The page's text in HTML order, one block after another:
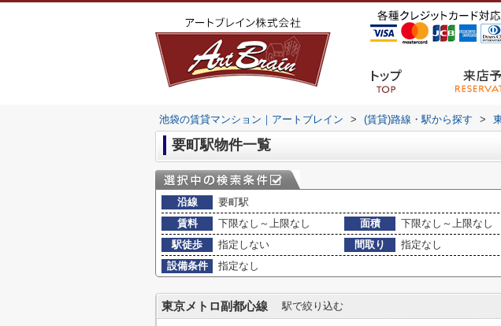
トップ 来店
池袋の賃貸マンション｜アートブレイン > (賃貸)路線・駅から探す >
要町駅物件一覧
沿線
要町駅
賃料
下限なし～上限なし 面積 下限なし～上限なし
駅徒歩
指定しない 間取り
指定なし
設備条件
指定なし
東京メトロ副都心線 駅で絞り込む